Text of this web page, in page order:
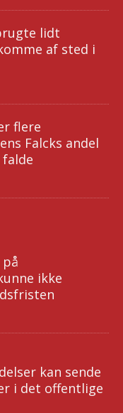
lidt
af sted i
flere
Falcks andel
ikke
kan sende
i det offentlige